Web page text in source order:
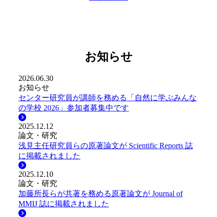
お知らせ
2026.06.30
お知らせ
センター研究員が講師を務める「自然に学ぶみんな
の学校 2026」参加者募集中です
2025.12.12
論文・研究
浅見主任研究員らの原著論文が Scientific Reports 誌
に掲載されました
2025.12.10
論文・研究
加藤所長らが共著を務める原著論文が Journal of
MMIJ 誌に掲載されました